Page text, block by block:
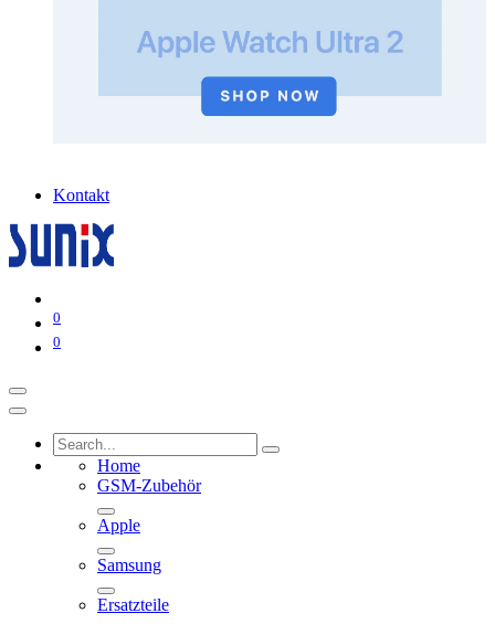
Kontakt
0
0
Home
GSM-Zubehör
Apple
Samsung
Ersatzteile